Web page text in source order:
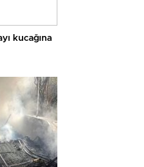
kucağına